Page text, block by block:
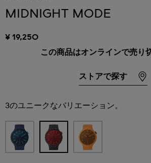
MIDNIGHT MODE
¥ 19,250
この商品はオンラインで売り
ストアで探す
3のユニークなバリエーション。